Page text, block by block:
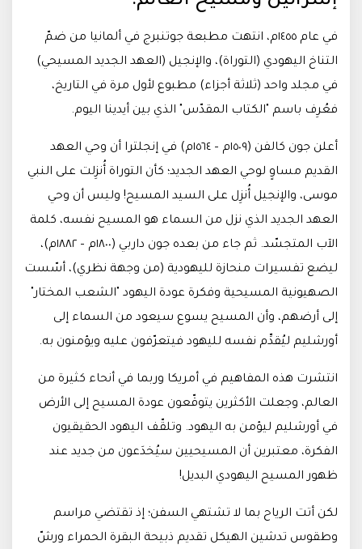
في عام ١٤٥٥م، انتهت مطبعة جوتنبرج في ألمانيا من ضمّ
التناخ اليهودي (التوراة)، والإنجيل (العهد الجديد المسيحي)
في مجلد واحد (ثلاثة أجزاء) مطبوع لأول مرة في التاريخ،
فعُرِف باسم "الكتاب المقدّس" الذي بين أيدينا اليوم.
أعلن جون كالفن (١٥٠٩م – ١٥٦٤م) في إنجلترا أن وحي العهد
القديم مساوٍ لوحي العهد الجديد؛ كأن التوراة أُنزِلت على النبي
موسى، والإنجيل أُنزِل على السيد المسيح! وليس أن وحي
العهد الجديد الذي نزل من السماء هو المسيح نفسه، كلمة
الآب المتجسّد. ثم جاء من بعده جون داربي (١٨٠٠م – ١٨٨٢م)،
ليضع تفسيرات منحازة لليهودية (من وجهة نظري)، أسّست
الصهيونية المسيحية وفكرة عودة اليهود "الشعب المختار"
إلى أرضهم، وأن المسيح يسوع سيعود من السماء إلى
أورشليم ليُقدِّم نفسه لليهود فيتعرّفون عليه ويؤمنون به.
انتشرت هذه المفاهيم في أمريكا وربما في أنحاء كثيرة من
العالم، وجعلت الأكثرين يتوقّعون عودة المسيح إلى الأرض
في أورشليم ليؤمن به اليهود. وتلقّف اليهود الحقيقيون
الفكرة، معتبرين أن المسيحيين سيُخدَعون من جديد عند
ظهور المسيح اليهودي البديل!
لكن أتت الرياح بما لا تشتهي السفن؛ إذ تقتضي مراسم
وطقوس تدشين الهيكل تقديم ذبيحة البقرة الحمراء ورشّ